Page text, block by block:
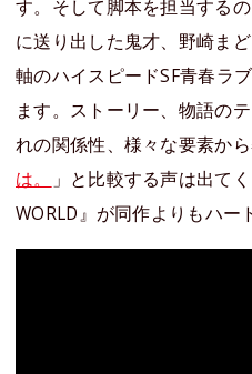
す。そして脚本を担当する
に送り出した鬼才、野崎ま
軸のハイスピードSF青春ラ
ます。ストーリー、物語の
れの関係性、様々な要素か
は。
」と比較する声は出て
WORLD』が同作よりもハー